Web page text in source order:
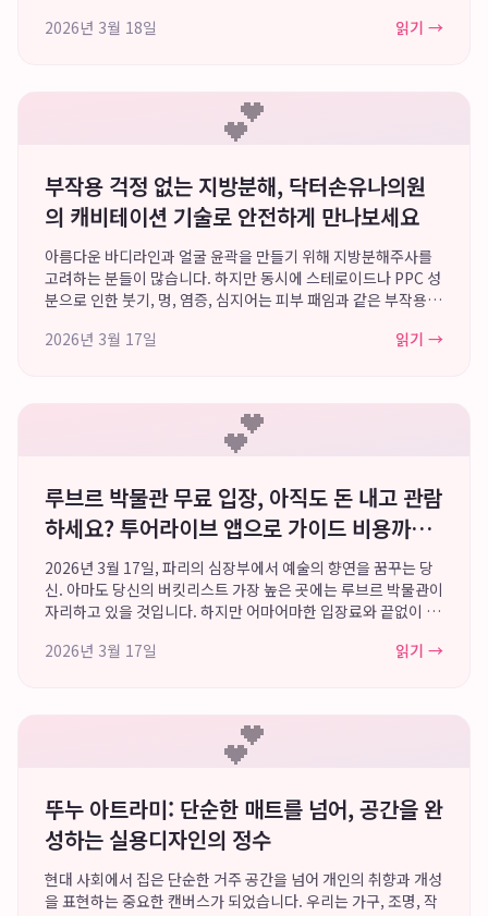
텐츠 소비는 지...
2026년 3월 18일 읽기 →
💕
부작용 걱정 없는 지방분해, 닥터손유나의원
의 캐비테이션 기술로 안전하게 만나보세요
아름다운 바디라인과 얼굴 윤곽을 만들기 위해 지방분해주사를
고려하는 분들이 많습니다. 하지만 동시에 스테로이드나 PPC 성
분으로 인한 붓기, 멍, 염증, 심지어는 피부 패임과 같은 부작용에
위해 닥터손유나의원은 다년간의...
2026년 3월 17일 읽기 →
💕
루브르 박물관 무료 입장, 아직도 돈 내고 관람
하세요? 투어라이브 앱으로 가이드 비용까지
완벽하게 절약하는 파리 스마트 여행 비법
2026년 3월 17일, 파리의 심장부에서 예술의 향연을 꿈꾸는 당
신. 아마도 당신의 버킷리스트 가장 높은 곳에는 루브르 박물관이
자리하고 있을 것입니다. 하지만 어마어마한 입장료와 끝없이 늘
생각하면 머리가 지끈거려오죠...
2026년 3월 17일 읽기 →
💕
뚜누 아트라미: 단순한 매트를 넘어, 공간을 완
성하는 실용디자인의 정수
현대 사회에서 집은 단순한 거주 공간을 넘어 개인의 취향과 개성
을 표현하는 중요한 캔버스가 되었습니다. 우리는 가구, 조명, 작